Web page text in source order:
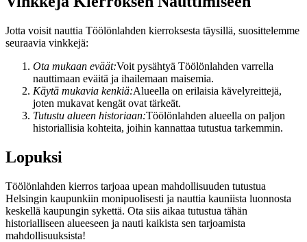
Jotta voisit nauttia Töölönlahden kierroksesta täysillä, suosittelemme
seuraavia vinkkejä:
Ota mukaan eväät:Voit pysähtyä Töölönlahden varrella
nauttimaan eväitä ja ihailemaan maisemia.
Käytä mukavia kenkiä:Alueella on erilaisia kävelyreittejä,
joten mukavat kengät ovat tärkeät.
Tutustu alueen historiaan:Töölönlahden alueella on paljon
historiallisia kohteita, joihin kannattaa tutustua tarkemmin.
Lopuksi
Töölönlahden kierros tarjoaa upean mahdollisuuden tutustua
Helsingin kaupunkiin monipuolisesti ja nauttia kauniista luonnosta
keskellä kaupungin sykettä. Ota siis aikaa tutustua tähän
historialliseen alueeseen ja nauti kaikista sen tarjoamista
mahdollisuuksista!